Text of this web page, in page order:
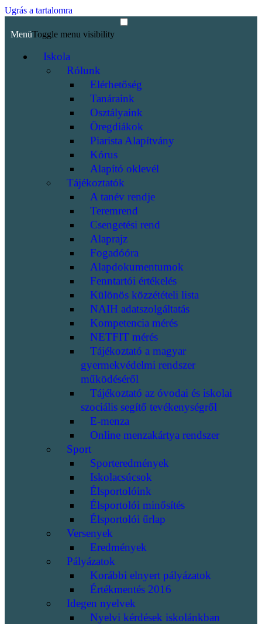
Ugrás a tartalomra
MenüToggle menu visibility
Iskola
Rólunk
Elérhetőség
Tanáraink
Osztályaink
Öregdiákok
Piarista Alapítvány
Kórus
Alapító oklevél
Tájékoztatók
A tanév rendje
Teremrend
Csengetési rend
Alaprajz
Fogadóóra
Alapdokumentumok
Fenntartói értékelés
Különös közzétételi lista
NAIH adatszolgáltatás
Kompetencia mérés
NETFIT mérés
Tájékoztató a magyar
gyermekvédelmi rendszer
működéséről
Tájékoztató az óvodai és iskolai
szociális segítő tevékenységről
E-menza
Online menzakártya rendszer
Sport
Sporteredmények
Iskolacsúcsok
Élsportolóink
Élsportolói minősítés
Élsportolói űrlap
Versenyek
Eredmények
Pályázatok
Korábbi elnyert pályázatok
Értékmentés 2016
Idegen nyelvek
Nyelvi kérdések iskolánkban